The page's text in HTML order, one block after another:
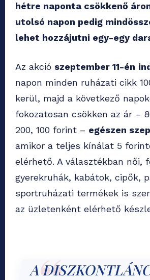
hétre naponta csökkenő
utolsó napon pedig
lehet hozzájutni egy-egy
Az akció szeptember 11-én
napon minden ruházati cikk
kerül, majd a következő
fokozatosan csökken az ár –
200, 100 forint – egészen
amikor a teljes kínálat 5
elérhető. A választékban női,
gyerekruhák, kabátok, cipők,
sportruházati termékek is
az üzletenként elérhető
A